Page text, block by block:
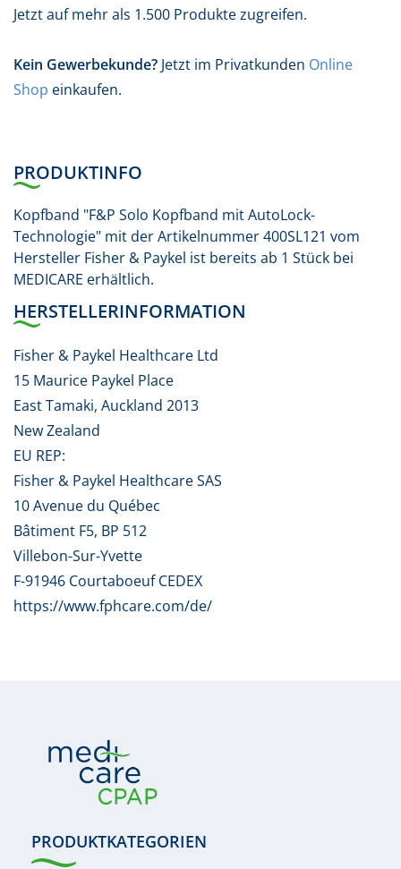
Jetzt auf mehr als 1.500 Produkte zugreifen.
Kein Gewerbekunde? Jetzt im Privatkunden Online
Shop einkaufen.
PRODUKTINFO
Kopfband "F&P Solo Kopfband mit AutoLock-
Technologie" mit der Artikelnummer 400SL121 vom
Hersteller Fisher & Paykel ist bereits ab 1 Stück bei
MEDICARE erhältlich.
HERSTELLERINFORMATION
Fisher & Paykel Healthcare Ltd
15 Maurice Paykel Place
East Tamaki, Auckland 2013
New Zealand
EU REP:
Fisher & Paykel Healthcare SAS
10 Avenue du Québec
Bâtiment F5, BP 512
Villebon-Sur-Yvette
F-91946 Courtaboeuf CEDEX
https://www.fphcare.com/de/
PRODUKTKATEGORIEN